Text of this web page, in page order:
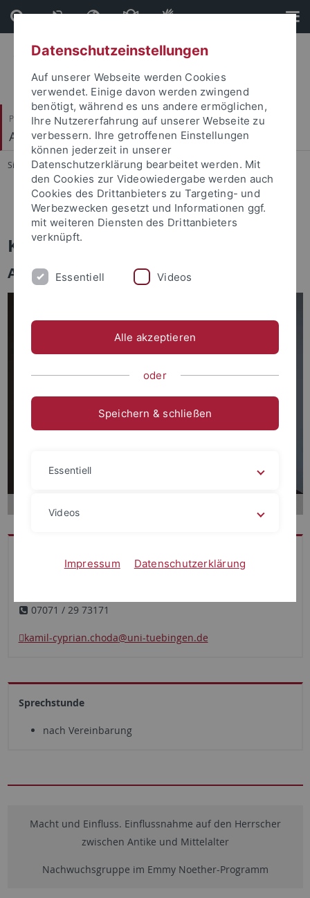
Direkt
zum
Inhalt
Direkt
zur
Fußleiste
Philosophische Fakultät
Alte Geschichte
Sie sind hier: Startseite ... Personen
M. Schilling
Kamil Cyprian Choda
Akademischer Mitarbeiter
07071 / 29 73171
kamil-cyprian.choda@uni-tuebingen.de
Sprechstunde
nach Vereinbarung
Macht und Einfluss. Einflussnahme auf den Herrscher
zwischen Antike und Mittelalter
Nachwuchsgruppe im Emmy Noether-Programm
Datenschutzeinstellungen
Auf unserer Webseite werden Cookies
verwendet. Einige davon werden zwingend
benötigt, während es uns andere ermöglichen,
Ihre Nutzererfahrung auf unserer Webseite zu
verbessern. Ihre getroffenen Einstellungen
können jederzeit in unserer
Datenschutzerklärung bearbeitet werden. Mit
den Cookies zur Videowiedergabe werden auch
Cookies des Drittanbieters zu Targeting- und
Werbezwecken gesetzt und Informationen ggf.
mit weiteren Diensten des Drittanbieters
verknüpft.
Essentiell Videos
Alle akzeptieren
oder
Speichern & schließen
Essentiell
Videos
Impressum Datenschutzerklärung